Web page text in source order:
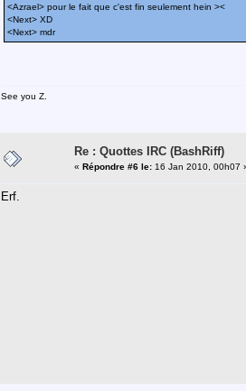
<Azrael> pour le fait que c'est fin seulement hein ><
<Next> XD
<Next> mdr
See you Z.
Re : Quottes IRC (BashRiff)
« Répondre #6 le: 16 Jan 2010, 00h07
Erf.